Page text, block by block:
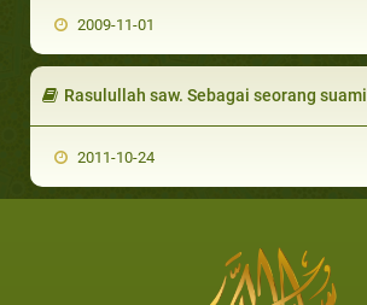
2009-11-01
Rasulullah saw. Sebagai seorang suami
2011-10-24